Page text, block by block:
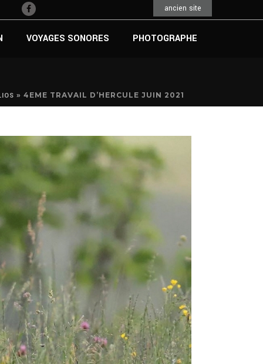
ancien site
VOYAGES SONORES PHOTOGRAPHE
» 4EME TRAVAIL D’HERCULE JUIN 2021